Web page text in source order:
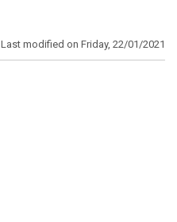
Last modified on Friday, 22/01/2021